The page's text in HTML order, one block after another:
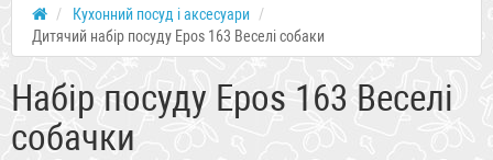
Кухонний посуд і аксесуари
Дитячий набір посуду Epos 163 Веселі собаки
Набір посуду Epos 163 Веселі
собачки